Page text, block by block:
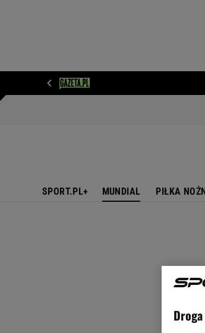
SPORT.PL+ MUNDIAL PIŁKA